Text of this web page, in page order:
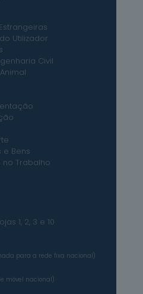
Utilizador
Civil
e Bens
Trabalho
1, 2, 3 e 10
para a rede fixa nacional)
móvel nacional)